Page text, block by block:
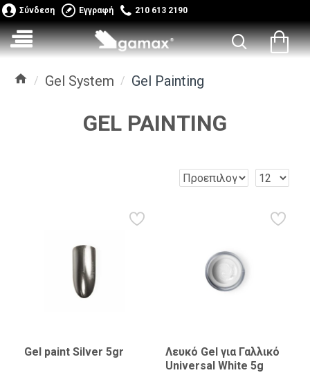
Σύνδεση Εγγραφή 210 613 2190
Gel System Gel Painting
GEL PAINTING
Gel paint Silver 5gr
Λευκό Gel για Γαλλικό
Universal White 5g